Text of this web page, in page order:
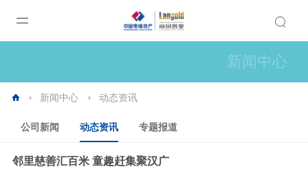
新闻中心
新闻中心 动态资讯
公司新闻 动态资讯 专题报道
邻里慈善汇百米 童趣赶集聚汉广